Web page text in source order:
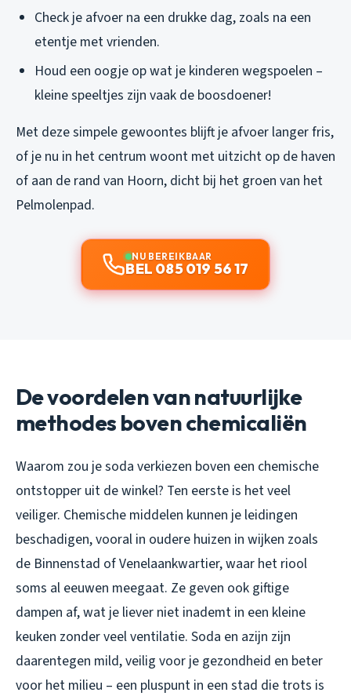
Check je afvoer na een drukke dag, zoals na een
etentje met vrienden.
Houd een oogje op wat je kinderen wegspoelen –
kleine speeltjes zijn vaak de boosdoener!
Met deze simpele gewoontes blijft je afvoer langer fris,
of je nu in het centrum woont met uitzicht op de haven
of aan de rand van Hoorn, dicht bij het groen van het
Pelmolenpad.
NU BEREIKBAAR
BEL 085 019 56 17
De voordelen van natuurlijke
methodes boven chemicaliën
Waarom zou je soda verkiezen boven een chemische
ontstopper uit de winkel? Ten eerste is het veel
veiliger. Chemische middelen kunnen je leidingen
beschadigen, vooral in oudere huizen in wijken zoals
de Binnenstad of Venelaankwartier, waar het riool
soms al eeuwen meegaat. Ze geven ook giftige
dampen af, wat je liever niet inademt in een kleine
keuken zonder veel ventilatie. Soda en azijn zijn
daarentegen mild, veilig voor je gezondheid en beter
voor het milieu – een pluspunt in een stad die trots is